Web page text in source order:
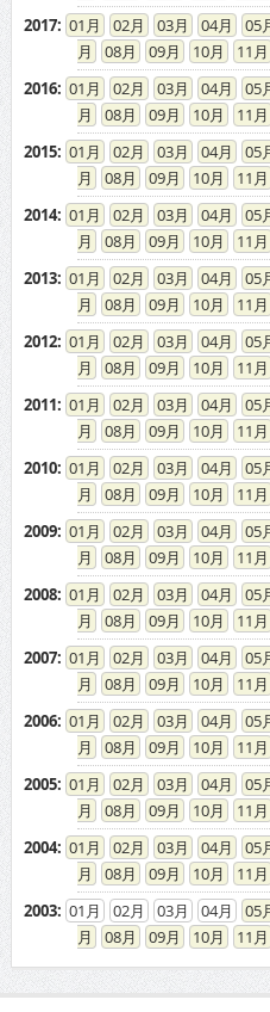
2017: 01 02 03 04 05
08
09 10 11
2016: 01 02 03 04 05
08
09 10 11
2015: 01 02 03 04 05
08
09 10 11
2014: 01 02 03 04 05
08
09 10 11
2013: 01 02 03 04 05
08
09 10 11
2012: 01 02 03 04 05
08
09 10 11
2011: 01 02 03 04 05
08
09 10 11
2010: 01 02 03 04 05
08
09 10 11
2009: 01 02 03 04 05
08
09 10 11
2008: 01 02 03 04 05
08
09 10 11
2007: 01 02 03 04 05
08
09 10 11
2006: 01 02 03 04 05
08
09 10 11
2005: 01 02 03 04 05
08
09 10 11
2004: 01 02 03 04 05
08
09 10 11
2003: 01 02 03 04 05
08
09 10 11